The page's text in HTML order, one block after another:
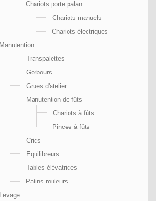
Chariots porte palan
Chariots manuels
Chariots électriques
Manutention
Transpalettes
Gerbeurs
Grues d'atelier
Manutention de fûts
Chariots à fûts
Pinces à fûts
Crics
Equilibreurs
Tables élévatrices
Patins rouleurs
Levage